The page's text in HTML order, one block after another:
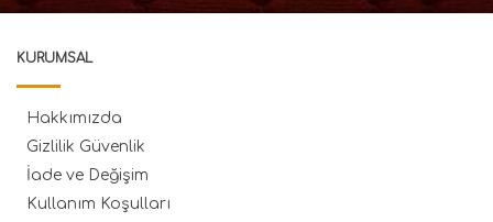
KURUMSAL
Hakkımızda
Gizlilik Güvenlik
İade ve Değişim
Kullanım Koşulları